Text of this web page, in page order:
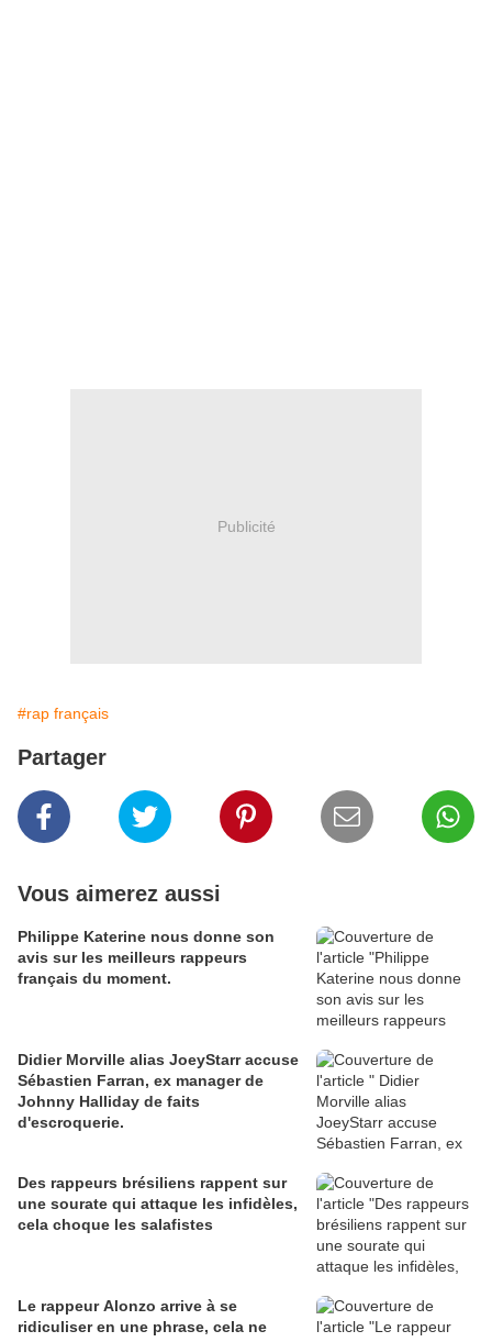
Publicité
#rap français
Partager
Vous aimerez aussi
Philippe Katerine nous donne son
avis sur les meilleurs rappeurs
français du moment.
Didier Morville alias JoeyStarr accuse
Sébastien Farran, ex manager de
Johnny Halliday de faits
d'escroquerie.
Des rappeurs brésiliens rappent sur
une sourate qui attaque les infidèles,
cela choque les salafistes
Le rappeur Alonzo arrive à se
ridiculiser en une phrase, cela ne